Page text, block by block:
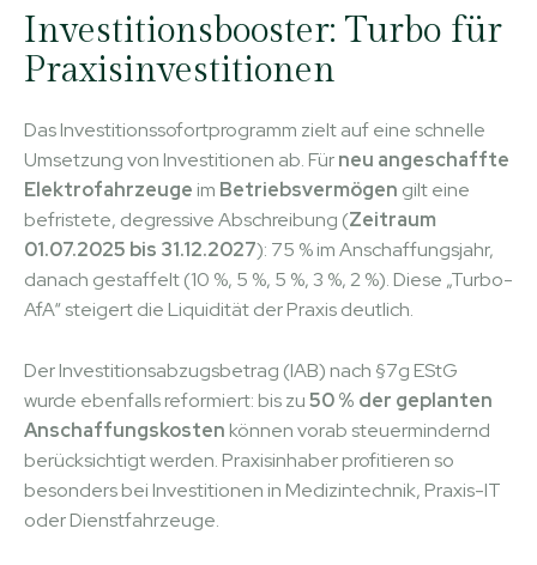
Investitionsbooster: Turbo für
Praxisinvestitionen
Das Investitionssofortprogramm zielt auf eine schnelle
Umsetzung von Investitionen ab. Fürneu angeschaffte
Elektrofahrzeuge im Betriebsvermögen gilt eine
befristete, degressive Abschreibung (Zeitraum
01.07.2025 bis 31.12.2027): 75 % im Anschaffungsjahr,
danach gestaffelt (10 %, 5 %, 5 %, 3 %, 2 %). Diese „Turbo-
AfA“ steigert die Liquidität der Praxis deutlich.
Der Investitionsabzugsbetrag (IAB) nach §7g EStG
wurde ebenfalls reformiert: bis zu50 % der geplanten
Anschaffungskosten können vorab steuermindernd
berücksichtigt werden. Praxisinhaber profitieren so
besonders bei Investitionen in Medizintechnik, Praxis-IT
oder Dienstfahrzeuge.